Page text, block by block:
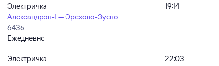
Электричка
Александров-1 — Орехово-Зуево
6436
Ежедневно
19:14
Электричка
22:03